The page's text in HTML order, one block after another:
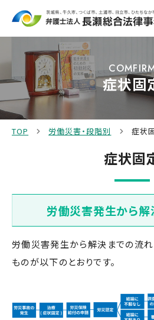
症状固
TOP 労働災害・段階別 症状
症状固
労働災害発生から解
労働災害発生から解決までの流れ
ものが以下のとおりです。